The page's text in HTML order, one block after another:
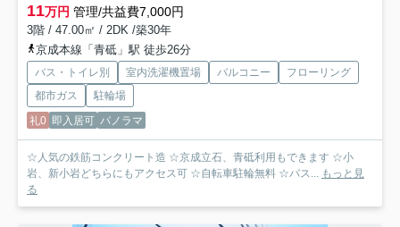
11万円 管理/共益費7,000円
3階 / 47.00㎡ / 2DK /築30年
京成本線「青砥」駅 徒歩26分
バス・トイレ別 室内洗濯機置場 バルコニー
フローリング
都市ガス
駐輪場
礼0 即入居可 パノラマ
☆人気の鉄筋コンクリート造 ☆京成立石、青砥利用もできます ☆小
岩、新小岩どちらにもアクセス可 ☆自転車駐輪無料 ☆バス... もっと見
る